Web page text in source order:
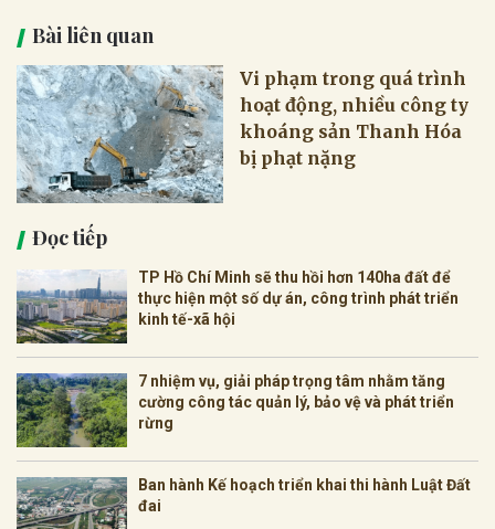
Bài liên quan
Vi phạm trong quá trình
hoạt động, nhiều công ty
khoáng sản Thanh Hóa
bị phạt nặng
Đọc tiếp
TP Hồ Chí Minh sẽ thu hồi hơn 140ha đất để
thực hiện một số dự án, công trình phát triển
kinh tế-xã hội
7 nhiệm vụ, giải pháp trọng tâm nhằm tăng
cường công tác quản lý, bảo vệ và phát triển
rừng
Ban hành Kế hoạch triển khai thi hành Luật Đất
đai